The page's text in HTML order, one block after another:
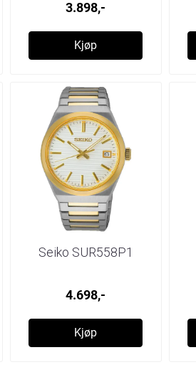
3.898,-
Kjøp
Seiko SUR558P1
4.698,-
Kjøp